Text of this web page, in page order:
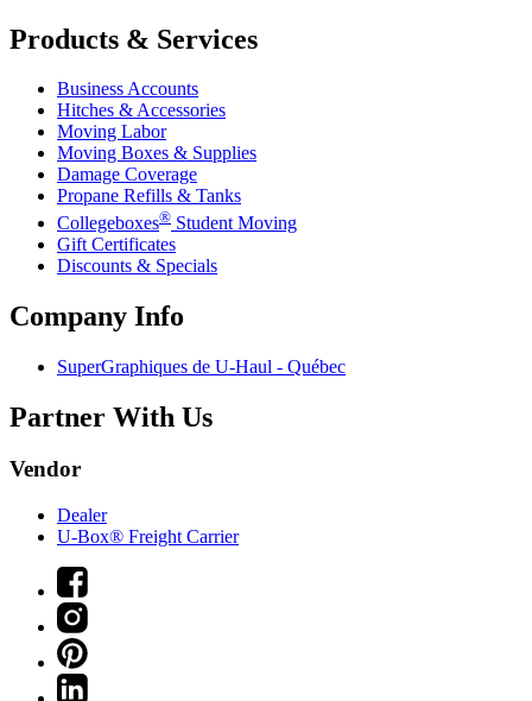
Products & Services
Business Accounts
Hitches & Accessories
Moving Labor
Moving Boxes & Supplies
Damage Coverage
Propane Refills & Tanks
Collegeboxes® Student Moving
Gift Certificates
Discounts & Specials
Company Info
SuperGraphiques de U-Haul - Québec
Partner With Us
Vendor
Dealer
U-Box® Freight Carrier